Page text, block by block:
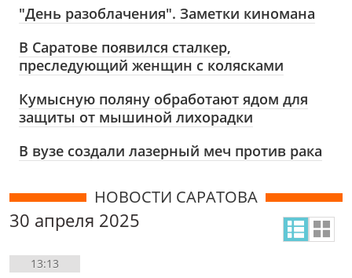
"День разоблачения". Заметки киномана
В Саратове появился сталкер,
преследующий женщин с колясками
Кумысную поляну обработают ядом для
защиты от мышиной лихорадки
В вузе создали лазерный меч против рака
НОВОСТИ САРАТОВА
30 апреля 2025
13:13